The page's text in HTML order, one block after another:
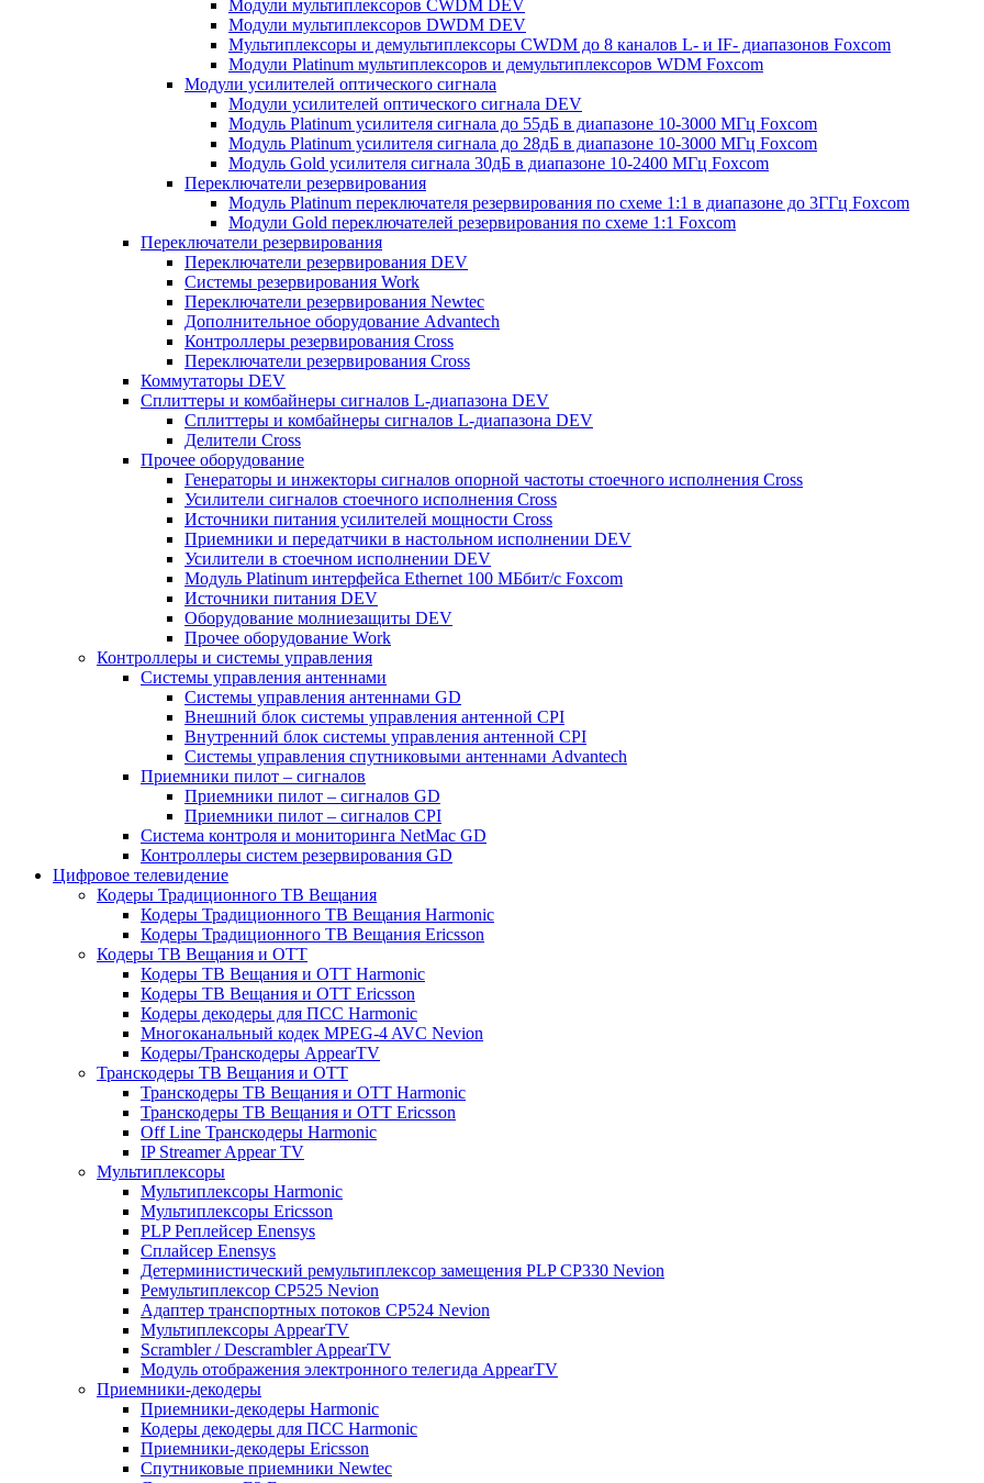
Модули мультиплексоров CWDM DEV
Модули мультиплексоров DWDM DEV
Мультиплексоры и демультиплексоры CWDM до 8 каналов L- и IF- диапазонов Foxcom
Модули Platinum мультиплексоров и демультиплексоров WDM Foxcom
Модули усилителей оптического сигнала
Модули усилителей оптического сигнала DEV
Модуль Platinum усилителя сигнала до 55дБ в диапазоне 10-3000 МГц Foxcom
Модуль Platinum усилителя сигнала до 28дБ в диапазоне 10-3000 МГц Foxcom
Модуль Gold усилителя сигнала 30дБ в диапазоне 10-2400 МГц Foxcom
Переключатели резервирования
Модуль Platinum переключателя резервирования по схеме 1:1 в диапазоне до 3ГГц Foxcom
Модули Gold переключателей резервирования по схеме 1:1 Foxcom
Переключатели резервирования
Переключатели резервирования DEV
Системы резервирования Work
Переключатели резервирования Newtec
Дополнительное оборудование Advantech
Контроллеры резервирования Cross
Переключатели резервирования Cross
Коммутаторы DEV
Сплиттеры и комбайнеры сигналов L-диапазона DEV
Сплиттеры и комбайнеры сигналов L-диапазона DEV
Делители Cross
Прочее оборудование
Генераторы и инжекторы сигналов опорной частоты стоечного исполнения Cross
Усилители сигналов стоечного исполнения Cross
Источники питания усилителей мощности Cross
Приемники и передатчики в настольном исполнении DEV
Усилители в стоечном исполнении DEV
Модуль Platinum интерфейса Ethernet 100 МБбит/с Foxcom
Источники питания DEV
Оборудование молниезащиты DEV
Прочее оборудование Work
Контроллеры и системы управления
Системы управления антеннами
Системы управления антеннами GD
Внешний блок системы управления антенной CPI
Внутренний блок системы управления антенной CPI
Системы управления спутниковыми антеннами Advantech
Приемники пилот – сигналов
Приемники пилот – сигналов GD
Приемники пилот – сигналов CPI
Система контроля и мониторинга NetMac GD
Контроллеры систем резервирования GD
Цифровое телевидение
Кодеры Традиционного ТВ Вещания
Кодеры Традиционного ТВ Вещания Harmonic
Кодеры Традиционного ТВ Вещания Ericsson
Кодеры ТВ Вещания и ОТТ
Кодеры ТВ Вещания и ОТТ Harmonic
Кодеры ТВ Вещания и ОТТ Ericsson
Кодеры декодеры для ПСС Harmonic
Многоканальный кодек MPEG-4 AVC Nevion
Кодеры/Транскодеры AppearTV
Транскодеры ТВ Вещания и ОТТ
Транскодеры ТВ Вещания и ОТТ Harmonic
Транскодеры ТВ Вещания и ОТТ Ericsson
Off Line Транскодеры Harmonic
IP Streamer Appear TV
Мультиплексоры
Мультиплексоры Harmonic
Мультиплексоры Ericsson
PLP Реплейсер Enensys
Сплайсер Enensys
Детерминистический ремультиплексор замещения PLP CP330 Nevion
Ремультиплексор CP525 Nevion
Адаптер транспортных потоков CP524 Nevion
Мультиплексоры AppearTV
Scrambler / Descrambler AppearTV
Модуль отображения электронного телегида AppearTV
Приемники-декодеры
Приемники-декодеры Harmonic
Кодеры декодеры для ПСС Harmonic
Приемники-декодеры Ericsson
Спутниковые приемники Newtec